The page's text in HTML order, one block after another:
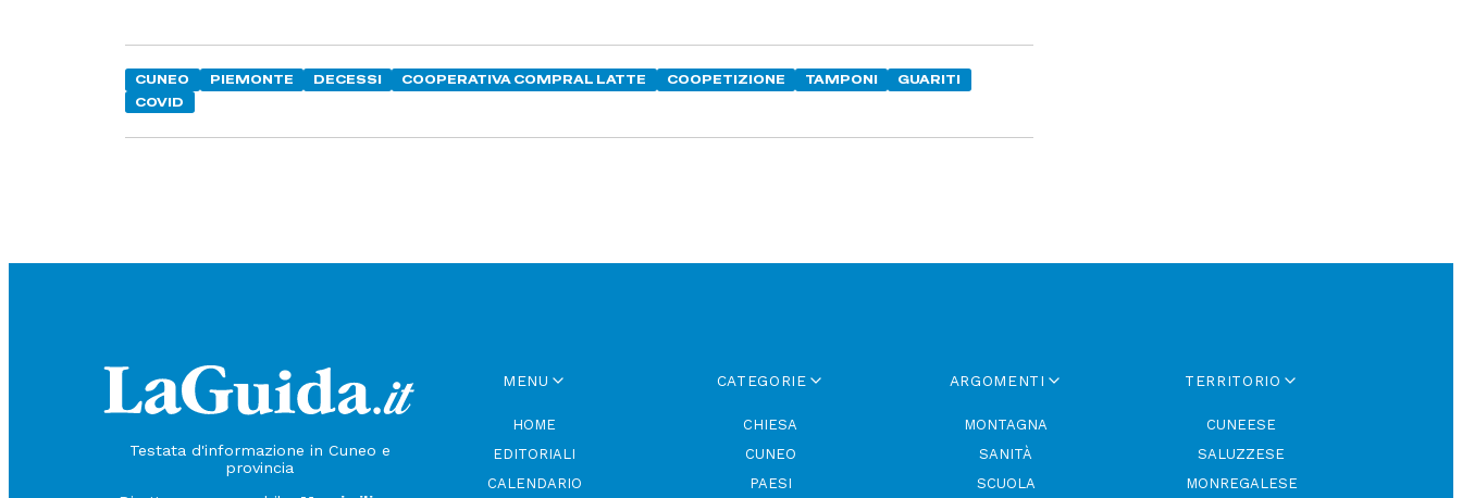
CUNEO PIEMONTE DECESSI COOPERATIVA COMPRAL LATTE COOPETIZIONE TAMPONI
GUARITI
COVID
Testata d'informazione in Cuneo e
provincia
MENU
HOME
EDITORIALI
CALENDARIO
CATEGORIE
CHIESA
CUNEO
PAESI
ARGOMENTI
MONTAGNA
SANITÀ
SCUOLA
TERRITORIO
CUNEESE
SALUZZESE
MONREGALESE